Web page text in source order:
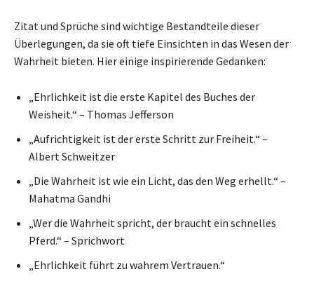
Zitat und Sprüche sind wichtige Bestandteile dieser
Überlegungen, da sie oft tiefe Einsichten in das Wesen der
Wahrheit bieten. Hier einige inspirierende Gedanken:
„Ehrlichkeit ist die erste Kapitel des Buches der
Weisheit.“ – Thomas Jefferson
„Aufrichtigkeit ist der erste Schritt zur Freiheit.“ –
Albert Schweitzer
„Die Wahrheit ist wie ein Licht, das den Weg erhellt.“ –
Mahatma Gandhi
„Wer die Wahrheit spricht, der braucht ein schnelles
Pferd.“ – Sprichwort
„Ehrlichkeit führt zu wahrem Vertrauen.“